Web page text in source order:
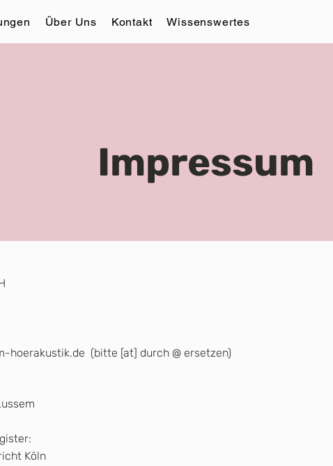
Über Uns Kontakt Wissenswertes
Impressum
hoerakustik.de (bitte [at] durch @ ersetzen)
Köln